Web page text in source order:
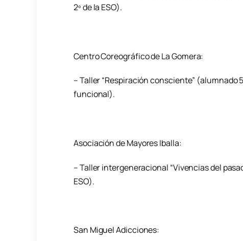
2º de la ESO).
Centro Coreográfico de La Gomera:
– Taller “Respiración consciente” (alumnado
funcional).
Asociación de Mayores Iballa:
– Taller intergeneracional “Vivencias del
ESO).
San Miguel Adicciones: